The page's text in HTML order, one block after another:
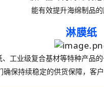
能有效提升海绵制品
淋膜纸
工业级复合基材等特种产品
保持续稳定的供货保障，客